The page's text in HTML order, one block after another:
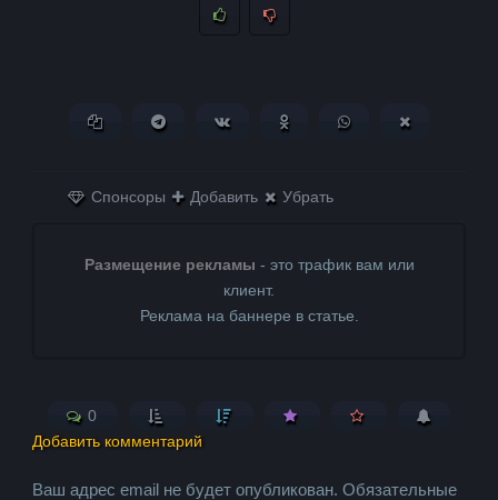
Копировать ссылкуПоделиться в Telegram
Поделиться ВКонтактеПоделиться в
Поделиться в
Спонсоры Добавить Убрать
Размещение рекламы - это трафик вам или
клиент.
Реклама на баннере в статье.
0
Добавить комментарий
Ваш адрес email не будет опубликован. Обязательные